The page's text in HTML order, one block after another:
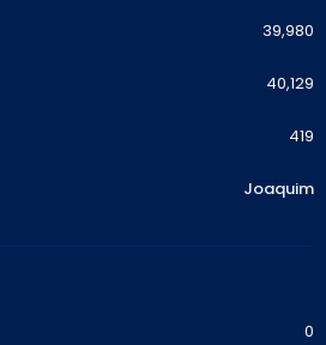
39,980
40,129
419
Joaquim
0